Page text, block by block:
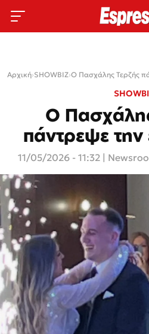
Αρχική›SHOWBIZ›Ο Πασχάλης Τερζής
Ο
πάντρεψε την
11/05/2026 - 11:32